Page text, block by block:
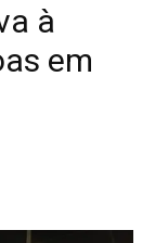
à
em